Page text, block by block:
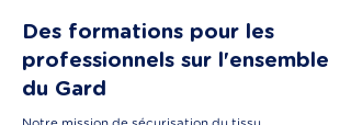
Des formations pour les
professionnels sur l'ensemble
du Gard